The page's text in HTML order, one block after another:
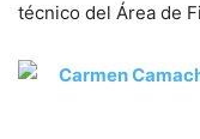
técnico del Área de